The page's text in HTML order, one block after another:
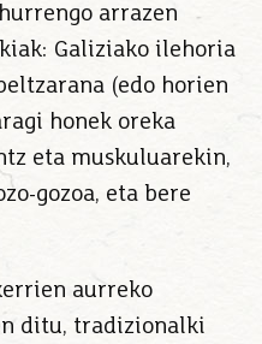
arrazen
Galiziako ilehoria
(edo horien
honek oreka
eta muskuluarekin,
gozoa, eta bere
aurreko
ditu, tradizionalki